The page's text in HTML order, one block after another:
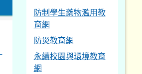
防制學生藥物濫用教
育網
防災教育網
永續校園與環境教育
網